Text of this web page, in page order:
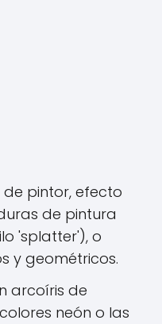
pintor, efecto
de pintura
'splatter'), o
y geométricos.
arcoíris de
neón o las